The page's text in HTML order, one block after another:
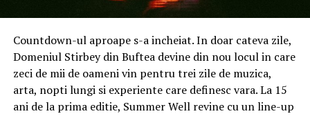
Angajament pentru sănătate și
mediu
Un element apreciat de clienți este utilizarea exclusivă a
2. Competențele digitale: De la
utilizare de bază la instrumente
profesionale
Countdown-ul aproape s-a incheiat. In doar cateva zile,
Domeniul Stirbey din Buftea devine din nou locul in care
zeci de mii de oameni vin pentru trei zile de muzica,
arta, nopti lungi si experiente care definesc vara. La 15
ani de la prima editie, Summer Well revine cu un line-up